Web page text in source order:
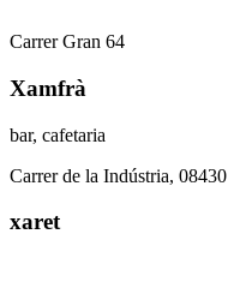
Carrer Gran 64
Xamfrà
bar, cafetaria
Carrer de la Indústria, 08430
xaret